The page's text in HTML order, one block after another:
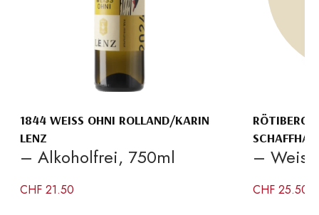
1844 WEISS OHNI ROLLAND/KARIN
LENZ
– Alkoholfrei, 750ml
CHF 21.50
RÖTIBERG
–
CHF 25.50